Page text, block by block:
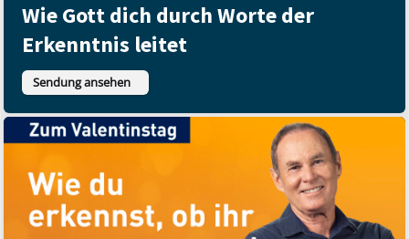
Wie Gott dich durch Worte der
Erkenntnis leitet
Sendung ansehen